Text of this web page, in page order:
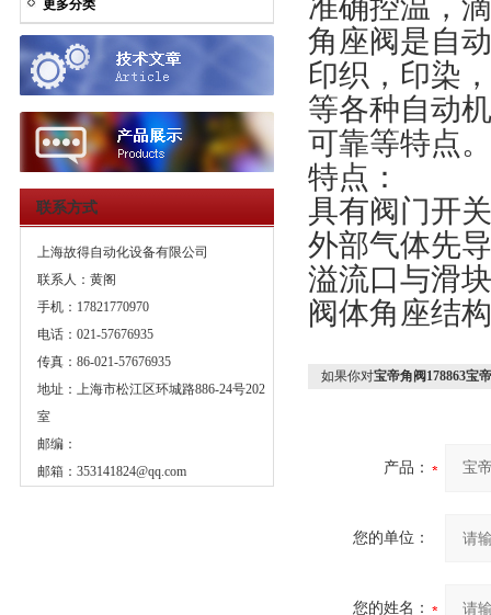
更多分类
联系方式
上海故得自动化设备有限公司
联系人：黄阁
手机：17821770970
电话：021-57676935
传真：86-021-57676935
地址：上海市松江区环城路886-24号202
室
邮编：
邮箱： 353141824@qq.com
准确控温，
角座阀是自
印织，印染
等各种自动
可靠等特点。
特点：
具有阀门开
外部气体先
溢流口与滑
阀体角座结
如果你对宝帝角阀178863宝
产品：
您的单位：
您的姓名：